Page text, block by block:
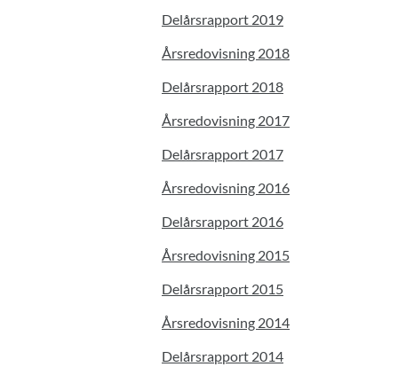
Delårsrapport 2019
Årsredovisning 2018
Delårsrapport 2018
Årsredovisning 2017
Delårsrapport 2017
Årsredovisning 2016
Delårsrapport 2016
Årsredovisning 2015
Delårsrapport 2015
Årsredovisning 2014
Delårsrapport 2014